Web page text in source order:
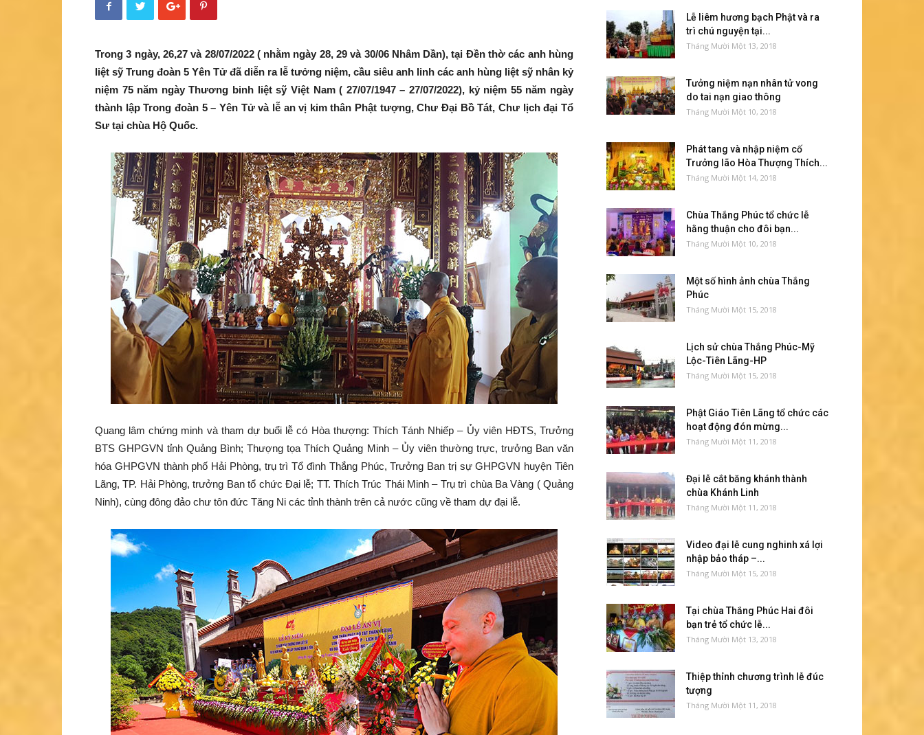
Tiên
Lãng
–
Phòng
Trong 3 ngày, 26,27 và 28/07/2022 ( nhằm ngày 28, 29 và 30/06 Nhâm Dần), tại Đền thờ các anh hùng
liệt sỹ Trung đoàn 5 Yên Tử đã diễn ra lễ tưởng niệm, cầu siêu anh linh các anh hùng liệt sỹ nhân kỷ
niệm 75 năm ngày Thương binh liệt sỹ Việt Nam ( 27/07/1947 – 27/07/2022), kỷ niệm 55 năm ngày
thành lập Trong đoàn 5 – Yên Tử và lễ an vị kim thân Phật tượng, Chư Đại Bồ Tát, Chư lịch đại Tổ
Sư tại chùa Hộ Quốc.
Quang lâm chứng minh và tham dự buổi lễ có Hòa thượng: Thích Tánh Nhiếp – Ủy viên HĐTS, Trưởng
BTS GHPGVN tỉnh Quảng Bình; Thượng tọa Thích Quảng Minh – Ủy viên thường trực, trưởng Ban văn
hóa GHPGVN thành phố Hải Phòng, trụ trì Tổ đình Thắng Phúc, Trưởng Ban trị sự GHPGVN huyện Tiên
Lãng, TP. Hải Phòng, trưởng Ban tổ chức Đại lễ; TT. Thích Trúc Thái Minh – Trụ trì chùa Ba Vàng ( Quảng
Ninh), cùng đông đảo chư tôn đức Tăng Ni các tỉnh thành trên cả nước cũng về tham dự đại lễ.
Lễ liêm hương bạch Phật và ra
trì chú nguyện tại...
Tháng Mười Một 13, 2018
Tưởng niệm nạn nhân tử vong
do tai nạn giao thông
Tháng Mười Một 10, 2018
Phát tang và nhập niệm cố
Trưởng lão Hòa Thượng Thích...
Tháng Mười Một 14, 2018
Chùa Thắng Phúc tổ chức lễ
hằng thuận cho đôi bạn...
Tháng Mười Một 10, 2018
Một số hình ảnh chùa Thắng
Phúc
Tháng Mười Một 15, 2018
Lịch sử chùa Thắng Phúc-Mỹ
Lộc-Tiên Lãng-HP
Tháng Mười Một 15, 2018
Phật Giáo Tiên Lãng tổ chức các
hoạt động đón mừng...
Tháng Mười Một 11, 2018
Đại lễ cắt băng khánh thành
chùa Khánh Linh
Tháng Mười Một 11, 2018
Video đại lễ cung nghinh xá lợi
nhập bảo tháp –...
Tháng Mười Một 15, 2018
Tại chùa Thắng Phúc Hai đôi
bạn trẻ tổ chức lễ...
Tháng Mười Một 13, 2018
Thiệp thỉnh chương trình lễ đúc
tượng
Tháng Mười Một 11, 2018